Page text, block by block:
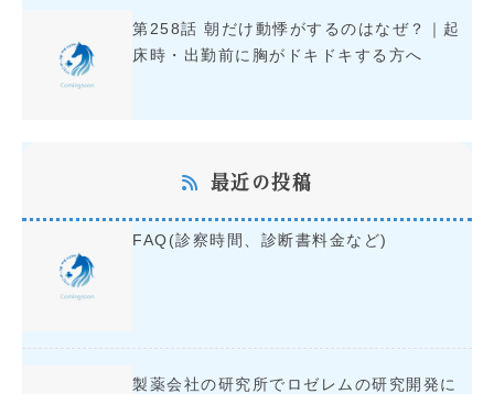
第258話 朝だけ動悸がするのはなぜ？｜起
床時・出勤前に胸がドキドキする方へ
最近の投稿
FAQ(診察時間、診断書料金など)
製薬会社の研究所でロゼレムの研究開発に